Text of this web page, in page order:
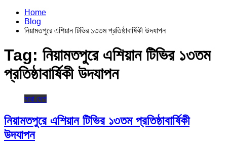
Home
Blog
নিয়ামতপুরে এশিয়ান টিভির ১৩তম প্রতিষ্ঠাবার্ষিকী উদযাপন
Tag: নিয়ামতপুরে এশিয়ান টিভির ১৩তম
প্রতিষ্ঠাবার্ষিকী উদযাপন
সারা দেশ
নিয়ামতপুরে এশিয়ান টিভির ১৩তম প্রতিষ্ঠাবার্ষিকী
উদযাপন